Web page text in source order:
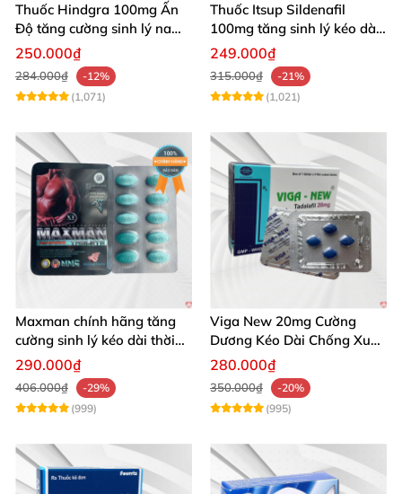
Thuốc Hindgra 100mg Ấn
Độ tăng cường sinh lý nam
hindgra-100 chống xts
cương dương
250.000₫
284.000₫
-12%
(1,071)
Thuốc Itsup Sildenafil
100mg tăng sinh lý kéo dài
quan hệ nam giới
249.000₫
315.000₫
-21%
(1,021)
Maxman chính hãng tăng
cường sinh lý kéo dài thời
gian xuất tinh
290.000₫
406.000₫
-29%
(999)
Viga New 20mg Cường
Dương Kéo Dài Chống Xuất
Tinh Hộp 4 Viên
280.000₫
350.000₫
-20%
(995)